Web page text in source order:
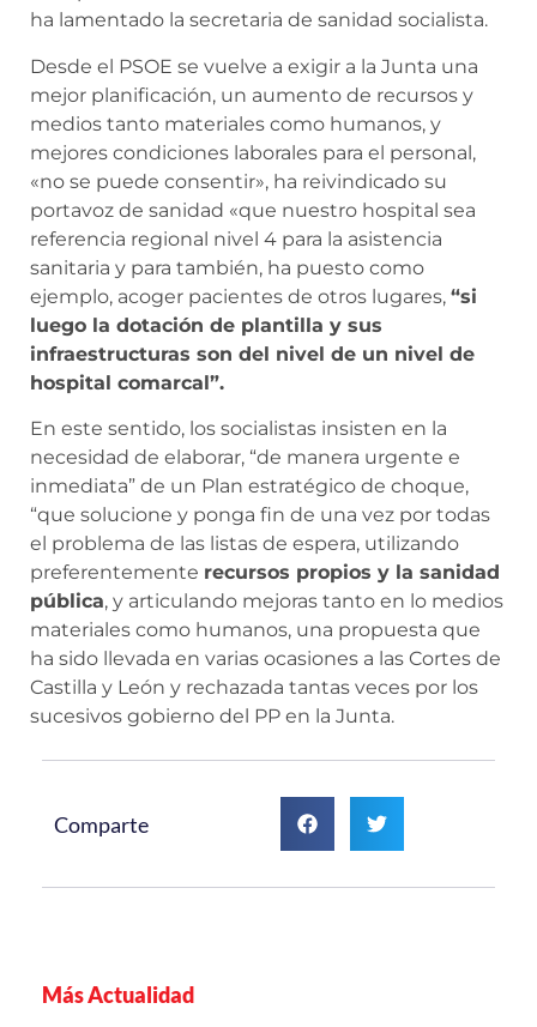
ha lamentado la secretaria de sanidad socialista.
Desde el PSOE se vuelve a exigir a la Junta una
mejor planificación, un aumento de recursos y
medios tanto materiales como humanos, y
mejores condiciones laborales para el personal,
«no se puede consentir», ha reivindicado su
portavoz de sanidad «que nuestro hospital sea
referencia regional nivel 4 para la asistencia
sanitaria y para también, ha puesto como
ejemplo, acoger pacientes de otros lugares, “si
luego la dotación de plantilla y sus
infraestructuras son del nivel de un nivel de
hospital comarcal”.
En este sentido, los socialistas insisten en la
necesidad de elaborar, “de manera urgente e
inmediata” de un Plan estratégico de choque,
“que solucione y ponga fin de una vez por todas
el problema de las listas de espera, utilizando
preferentemente recursos propios y la sanidad
pública, y articulando mejoras tanto en lo medios
materiales como humanos, una propuesta que
ha sido llevada en varias ocasiones a las Cortes de
Castilla y León y rechazada tantas veces por los
sucesivos gobierno del PP en la Junta.
Comparte
Más Actualidad